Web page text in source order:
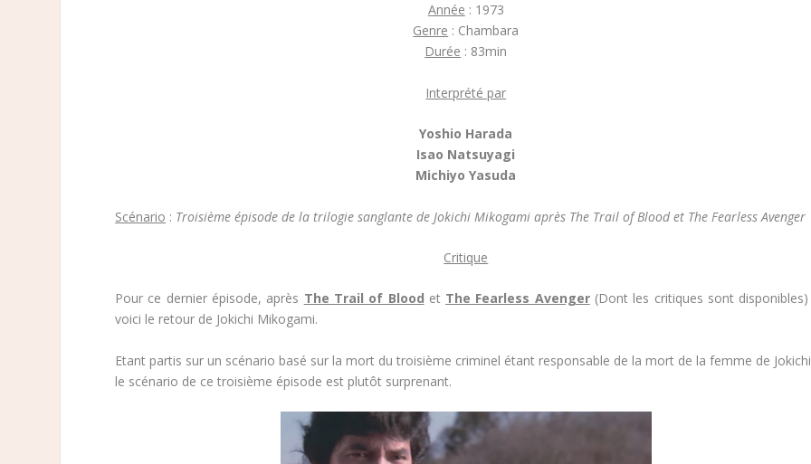
Année : 1973
Genre : Chambara
Durée : 83min
Interprété par
Yoshio Harada
Isao Natsuyagi
Michiyo Yasuda
Scénario : Troisième épisode de la trilogie sanglante de Jokichi Mikogami après The Trail of Blood et The Fearless Avenger
Critique
Pour ce dernier épisode, après The Trail of Blood et The Fearless Avenger(Dont les critiques sont
voici le retour de Jokichi Mikogami.
Etant partis sur un scénario basé sur la mort du troisième criminel étant responsable de la mort de la femme de
le scénario de ce troisième épisode est plutôt surprenant.